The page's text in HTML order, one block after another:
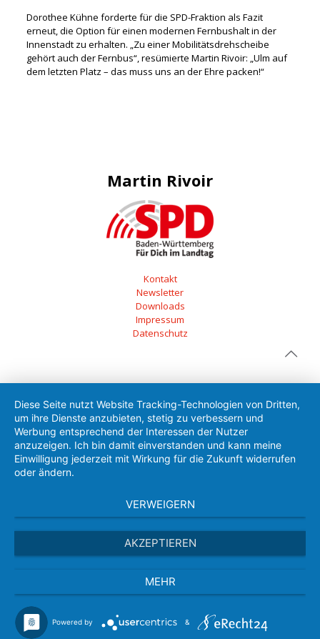
Dorothee Kühne forderte für die SPD-Fraktion als Fazit
erneut, die Option für einen modernen Fernbushalt in der
Innenstadt zu erhalten. „Zu einer Mobilitätsdrehscheibe
gehört auch der Fernbus“, resümierte Martin Rivoir: „Ulm auf
dem letzten Platz – das muss uns an der Ehre packen!“
Martin Rivoir
Kontakt
Newsletter
Downloads
Impressum
Datenschutz
Diese Seite nutzt Website Tracking-Technologien von Dritten,
um ihre Dienste anzubieten, stetig zu verbessern und
Werbung entsprechend der Interessen der Nutzer
anzuzeigen. Ich bin damit einverstanden und kann meine
Einwilligung jederzeit mit Wirkung für die Zukunft widerrufen
oder ändern.
VERWEIGERN
AKZEPTIEREN
MEHR
Powered by &